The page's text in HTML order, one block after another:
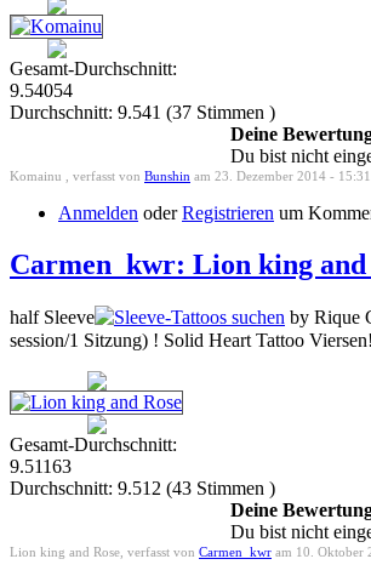
Gesamt-Durchschnitt:
9.54054
Durchschnitt: 9.541 (37 Stimmen )
Deine
Du bist nicht
Komainu , verfasst von Bunshin am 23. Dezember 2014 - 15:31.
Anmelden oderRegistrieren um
Carmen_kwr: Lion king and
half Sleeve
by Rique
session/1 Sitzung) ! Solid Heart Tattoo Viersen!
Gesamt-Durchschnitt:
9.51163
Durchschnitt: 9.512 (43 Stimmen )
Deine
Du bist nicht
Lion king and Rose, verfasst von Carmen_kwr am 10. Oktober